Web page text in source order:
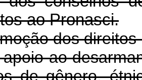
ao Pronasci.
dos
ao
de gênero,